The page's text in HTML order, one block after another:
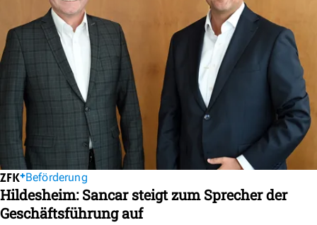
Beförderung
Hildesheim: Sancar steigt zum Sprecher der
Geschäftsführung auf